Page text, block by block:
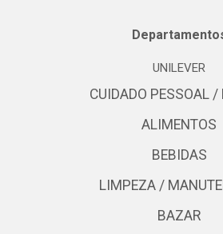
UNILEVER
CUIDADO PESSOAL /
ALIMENTOS
BEBIDAS
LIMPEZA /
BAZAR